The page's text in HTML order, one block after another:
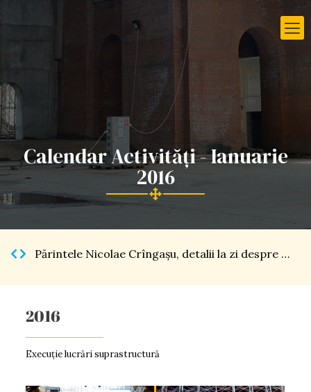
Calendar Activități - Ianuarie
2016
Părintele Nicolae Crîngaşu, detalii la zi despre Catedrala Naţională […]
2016
Execuție lucrări suprastructură